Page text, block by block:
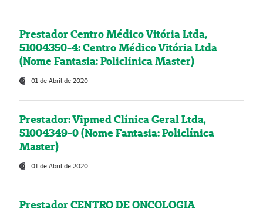
Prestador Centro Médico Vitória Ltda,
51004350-4: Centro Médico Vitória Ltda
(Nome Fantasia: Policlínica Master)
01 de Abril de 2020
Prestador: Vipmed Clínica Geral Ltda,
51004349-0 (Nome Fantasia: Policlínica
Master)
01 de Abril de 2020
Prestador CENTRO DE ONCOLOGIA